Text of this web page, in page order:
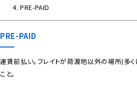
PRE-PAID
PRE-PAID
運賃前払い。フレイトが荷渡地以外の場所(多
こと。